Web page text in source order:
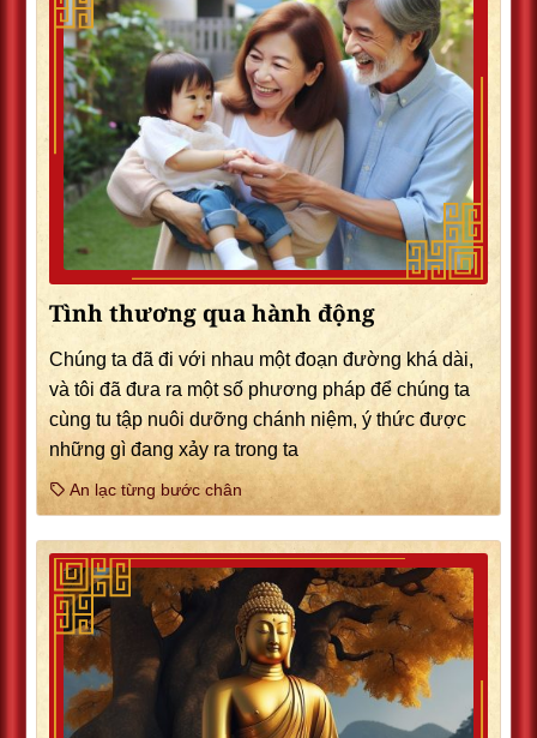
Tình thương qua hành động
Chúng ta đã đi với nhau một đoạn đường khá dài,
và tôi đã đưa ra một số phương pháp để chúng ta
cùng tu tập nuôi dưỡng chánh niệm, ý thức được
những gì đang xảy ra trong ta
An lạc từng bước chân